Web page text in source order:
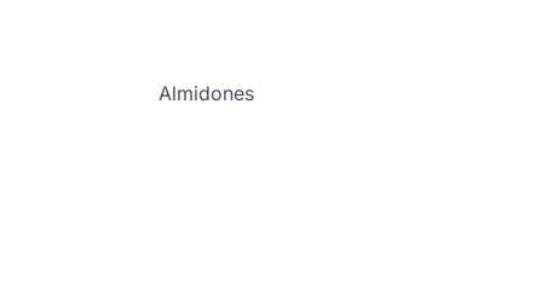
Almidones